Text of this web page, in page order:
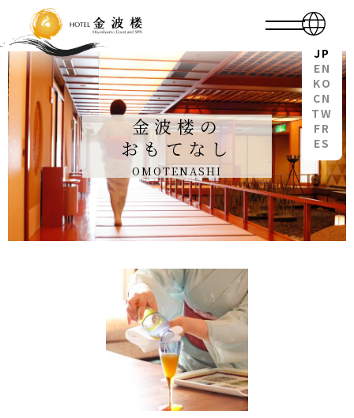
JP
EN
KO
CN
TW
FR
ES
金波楼の
おもてなし
OMOTENASHI